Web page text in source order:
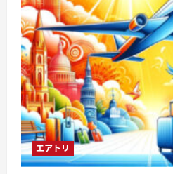
エアトリ